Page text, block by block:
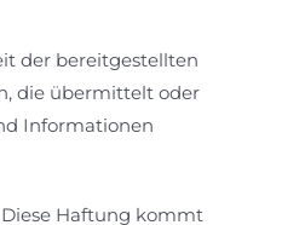
der bereitgestellten
die übermittelt oder
Informationen
Haftung kommt